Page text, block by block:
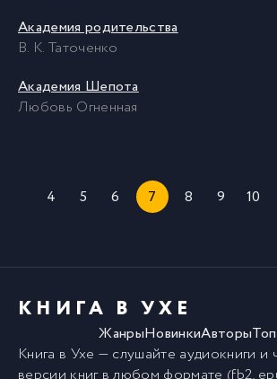
Академия родительства
В. К. Таточенко
Академия Шепота
Любовь Огненная
4 5 6 7 8 9 10
КНИГА В УХЕ
ЖанрыНовинкиАвторы
Книга в Ухе — слушайте аудиокниги и